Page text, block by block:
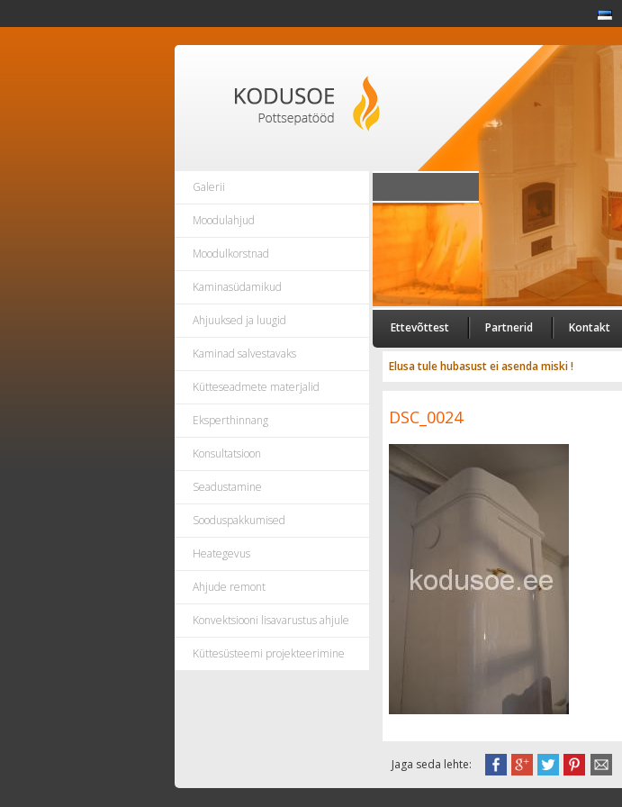
Galerii
Moodulahjud
Moodulkorstnad
Kaminasüdamikud
Ahjuuksed ja luugid
Kaminad salvestavaks
Kütteseadmete materjalid
Eksperthinnang
Konsultatsioon
Seadustamine
Sooduspakkumised
Heategevus
Ahjude remont
Konvektsiooni lisavarustus ahjule
Küttesüsteemi projekteerimine
Ettevõttest Partnerid Kontakt
Elusa tule hubasust ei asenda miski !
DSC_0024
Jaga seda lehte: